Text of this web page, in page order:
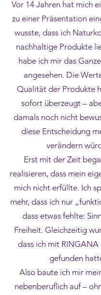
Vor 14 Jahren hat mich
zu einer Präsentation
wusste, dass ich
nachhaltige Produkte
habe ich mir das
angesehen. Die
Qualität der Produkte
sofort überzeugt –
damals noch nicht
diese Entscheidung
verändern
Erst mit der Zeit
realisieren, dass mein
mich nicht erfüllte. Ich
mehr, dass ich nur
dass etwas fehlte:
Freiheit. Gleichzeitig
dass ich mit RINGANA
gefunden
Also baute ich mir
nebenberuflich auf –